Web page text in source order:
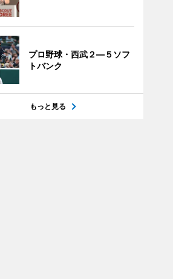
プロ野球・西武２―５ソフ
トバンク
もっと見る